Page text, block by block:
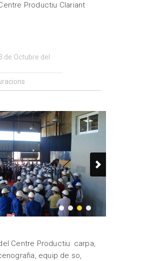
Productiu Clariant
de Octubre del
Centre Productiu: carpa,
equip de so,